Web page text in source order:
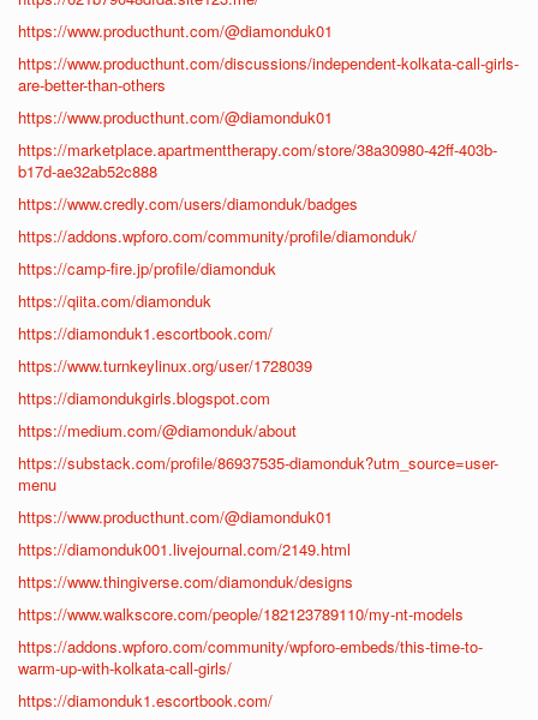
https://www.producthunt.com/@diamonduk01
https://www.producthunt.com/discussions/independent-kolkata-call-girls-
are-better-than-others
https://www.producthunt.com/@diamonduk01
https://marketplace.apartmenttherapy.com/store/38a30980-42ff-403b-
b17d-ae32ab52c888
https://www.credly.com/users/diamonduk/badges
https://addons.wpforo.com/community/profile/diamonduk/
https://camp-fire.jp/profile/diamonduk
https://qiita.com/diamonduk
https://diamonduk1.escortbook.com/
https://www.turnkeylinux.org/user/1728039
https://diamondukgirls.blogspot.com
https://medium.com/@diamonduk/about
https://substack.com/profile/86937535-diamonduk?utm_source=user-
menu
https://www.producthunt.com/@diamonduk01
https://diamonduk001.livejournal.com/2149.html
https://www.thingiverse.com/diamonduk/designs
https://www.walkscore.com/people/182123789110/my-nt-models
https://addons.wpforo.com/community/wpforo-embeds/this-time-to-
warm-up-with-kolkata-call-girls/
https://diamonduk1.escortbook.com/